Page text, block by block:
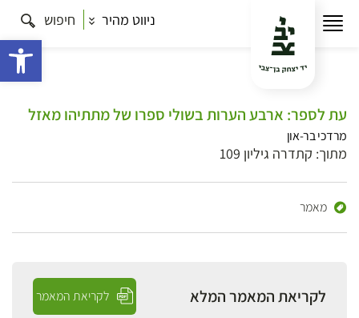
ניווט מהיר חיפוש
עת לספר: ארבע הערות בשולי ספרו של מתתיהו מאזל
מרדכי בר-און
מתוך: קתדרה גיליון 109
מאמר
לקריאת המאמר המלא לקריאת המאמר